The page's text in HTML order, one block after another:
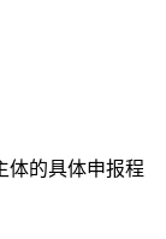
的具体申报程